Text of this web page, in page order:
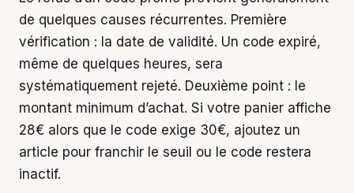
de quelques causes récurrentes. Première
vérification : la date de validité. Un code expiré,
même de quelques heures, sera
systématiquement rejeté. Deuxième point : le
montant minimum d’achat. Si votre panier affiche
28€ alors que le code exige 30€, ajoutez un
article pour franchir le seuil ou le code restera
inactif.